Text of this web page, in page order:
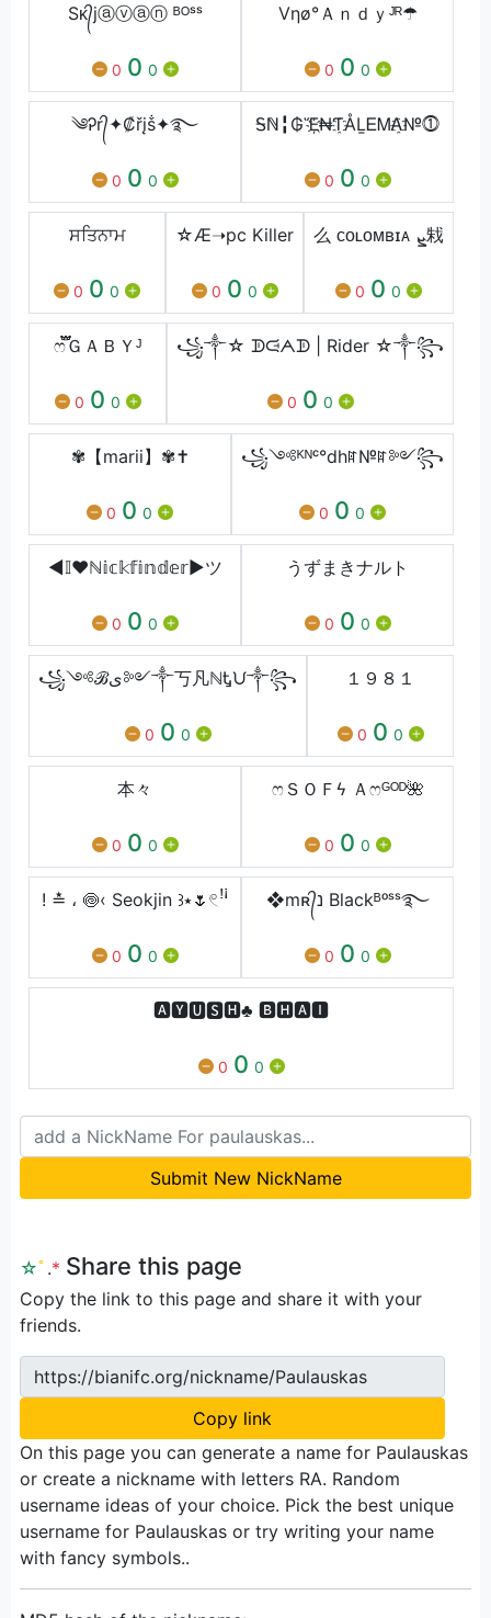
Sᴋ᭄jⓐⓥⓐⓝ ᴮᴼˢˢ
0 0 0
Vηø°Ａｎｄｙᴶᴿ☂
0 0 0
༄Ꭾr᭄✦₡řįṧ✦࿐
0 0 0
Ꭶℕ╏₲Ἕ҉₦Ƭ҈ÅḺᎬᎷᎪ҈№⓵
0 0 0
ਸਤਿਨਾਮ
0 0 0
☆Æ➝pc Killer
0 0 0
么 ᴄᴏʟᴏᴍʙɪᴀ ܨ㦵
0 0 0
ෆ፝֟፝֟ㅤＧＡＢＹᴶ
0 0 0
꧁༒☆ ᗫᙍᗅᗫ | Rider ☆༒꧂
0 0 0
✾【marii】✾✝
0 0 0
꧁༺ᴷᴺᶜ°dhꍏ№ꍏ༻꧂
0 0 0
◀𝕀❤️ℕ𝕚𝕔𝕜𝕗𝕚𝕟𝕕𝕖𝕣▶ツ
0 0 0
うずまきナルト
0 0 0
꧁༺ℬى༻༒丂凡ℕᎿᙀ༒꧂
0 0 0
１９８１
0 0 0
本々
0 0 0
ෆＳＯＦϟ Ａෆᴳᴼᴰ🌺
0 0 0
! ≛ ، 🍥‹ Seokjin ꒱⭑🌷𓏲ꜝꜞ
0 0 0
❖mʀ᭄נ Blackᴮᵒˢˢ࿐
0 0 0
🅰🆈🆄🆂🅷♣ 🅱🅷🅰🅸
0 0 0
Submit New NickName
☆ﾟ .* Share this page
Copy the link to this page and share it with your
friends.
https://bianifc.org/nickname/Paulauskas
Copy link
On this page you can generate a name for Paulauskas
or create a nickname with letters RA. Random
username ideas of your choice. Pick the best unique
username for Paulauskas or try writing your name
with fancy symbols..